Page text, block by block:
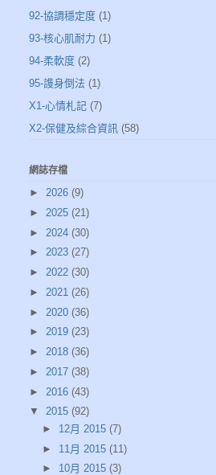
92-協調穩定度 (1)
93-核心肌耐力 (1)
94-柔軟度 (2)
95-謢身倒法 (1)
X1-心情札記 (7)
X2-保健及綜合資訊 (58)
網誌存檔
► 2026 (9)
► 2025 (21)
► 2024 (30)
► 2023 (27)
► 2022 (30)
► 2021 (26)
► 2020 (36)
► 2019 (23)
► 2018 (36)
► 2017 (38)
► 2016 (43)
▼ 2015 (92)
► 12月 2015 (7)
► 11月 2015 (11)
► 10月 2015 (3)